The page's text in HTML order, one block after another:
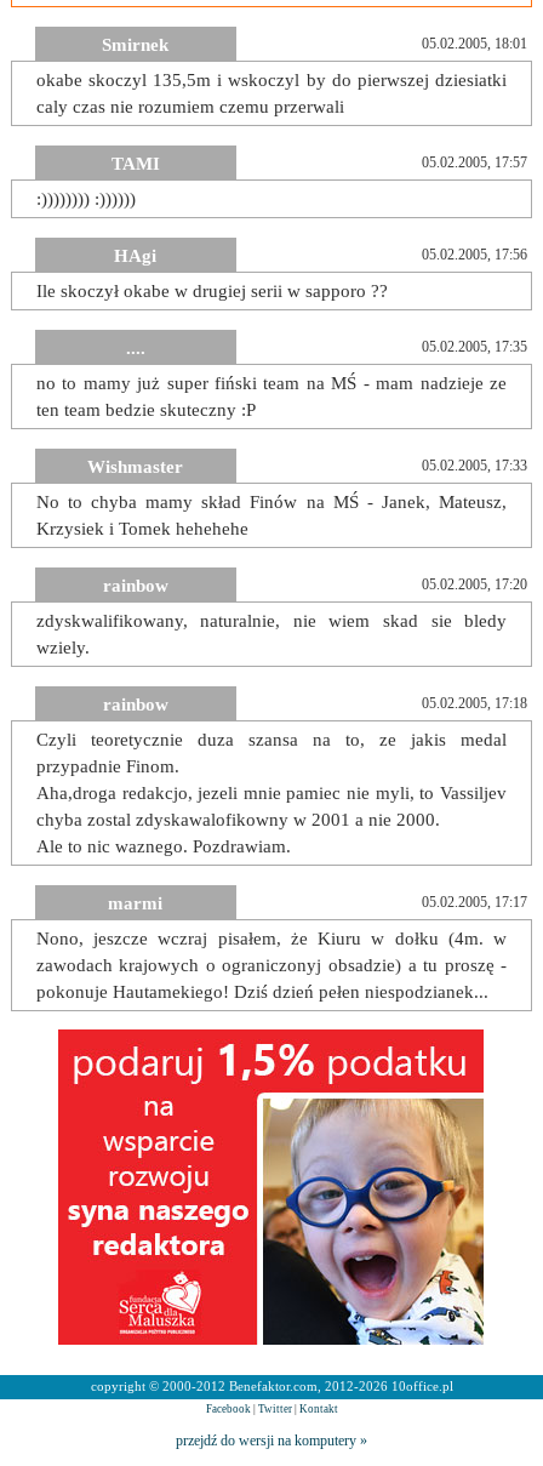
Smirnek 05.02.2005, 18:01
okabe skoczyl 135,5m i wskoczyl by do pierwszej dziesiatki
caly czas nie rozumiem czemu przerwali
TAMI 05.02.2005, 17:57
:)))))))) :))))))
HAgi 05.02.2005, 17:56
Ile skoczył okabe w drugiej serii w sapporo ??
.... 05.02.2005, 17:35
no to mamy już super fiński team na MŚ - mam nadzieje ze
ten team bedzie skuteczny :P
Wishmaster 05.02.2005, 17:33
No to chyba mamy skład Finów na MŚ - Janek, Mateusz,
Krzysiek i Tomek hehehehe
rainbow 05.02.2005, 17:20
zdyskwalifikowany, naturalnie, nie wiem skad sie bledy
wziely.
rainbow 05.02.2005, 17:18
Czyli teoretycznie duza szansa na to, ze jakis medal
przypadnie Finom.
Aha,droga redakcjo, jezeli mnie pamiec nie myli, to Vassiljev
chyba zostal zdyskawalofikowny w 2001 a nie 2000.
Ale to nic waznego. Pozdrawiam.
marmi 05.02.2005, 17:17
Nono, jeszcze wczraj pisałem, że Kiuru w dołku (4m. w
zawodach krajowych o ograniczonyj obsadzie) a tu proszę -
pokonuje Hautamekiego! Dziś dzień pełen niespodzianek...
copyright © 2000-2012 Benefaktor.com, 2012-2026 10office.pl
Facebook| Twitter| Kontakt
przejdź do wersji na komputery »